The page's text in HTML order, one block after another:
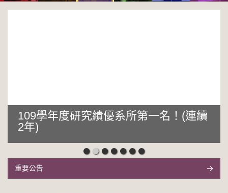
109學年度研究績優系所第一名！(連續
2年)
重要公告